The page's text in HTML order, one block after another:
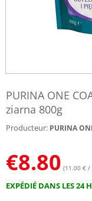
PURINA ONE
ziarna 800g
Producteur: PURINA
€8.80 (11.00 € /
EXPÉDIÉ DANS LES 24